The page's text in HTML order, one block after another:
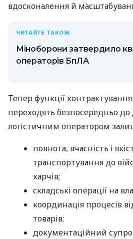
вдосконалення й
ЧИТАЙТЕ ТАКОЖ
Міноборони затвердило
операторів БпЛА
Тепер функції
переходять безпосередньо
логістичним оператором
повнота, вчасність і
транспортування до
харчів;
складські операції на
координація процесів
товарів;
документаційний